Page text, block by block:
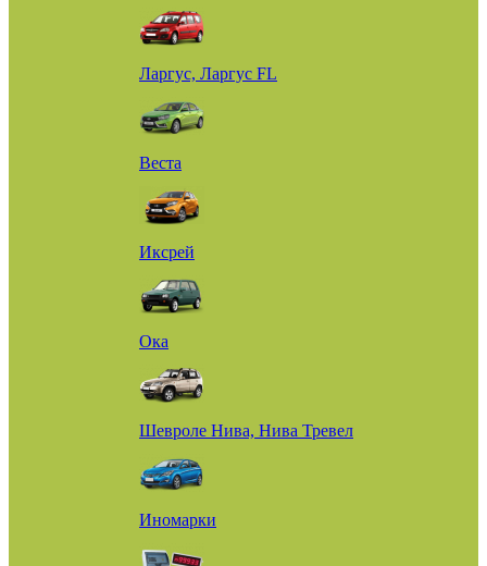
Ларгус, Ларгус FL
Веста
Иксрей
Ока
Шевроле Нива, Нива Тревел
Иномарки